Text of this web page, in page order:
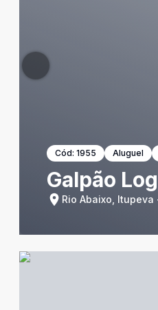
Cód: 1955 Aluguel
Galpão
Rio Abaixo, Itupeva